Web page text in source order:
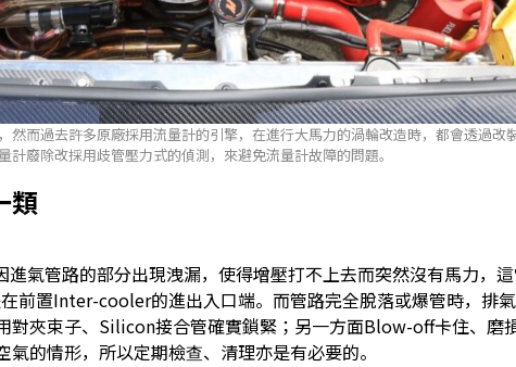
然而過去許多原廠採用流量計的引擎，在進行大馬力的渦輪改造時，都會透過改
計廢除改採用歧管壓力式的偵測，來避免流量計故障的問題。
類
氣管路的部分出現洩漏，使得增壓打不上去而突然沒有馬力，
前置Inter-cooler的進出入口端。而管路完全脫落或爆管時，排
對夾束子、Silicon接合管確實鎖緊；另一方面Blow-off卡住、磨
的情形，所以定期檢查、清理亦是有必要的。